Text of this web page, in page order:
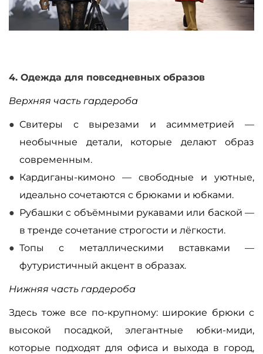
4. Одежда для повседневных образов
Верхняя часть гардероба
Свитеры с вырезами и асимметрией —
необычные детали, которые делают образ
современным.
Кардиганы-кимоно — свободные и уютные,
идеально сочетаются с брюками и юбками.
Рубашки с объёмными рукавами или баской —
в тренде сочетание строгости и лёгкости.
Топы с металлическими вставками —
футуристичный акцент в образах.
Нижняя часть гардероба
Здесь тоже все по-крупному: широкие брюки с
высокой посадкой, элегантные юбки-миди,
которые подходят для офиса и выхода в город,